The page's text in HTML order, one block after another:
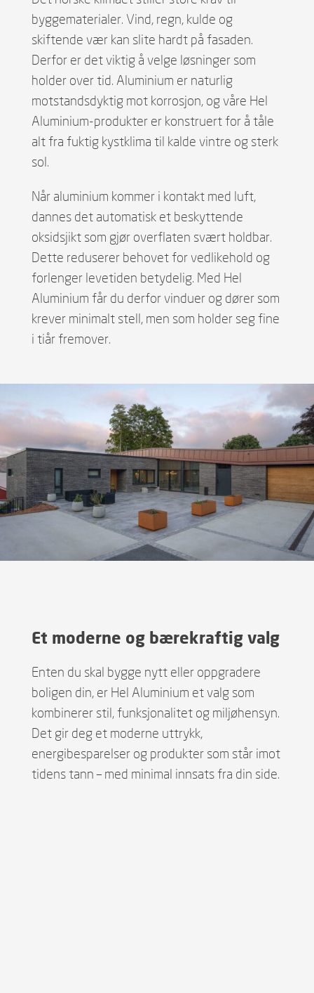
byggematerialer. Vind, regn, kulde og
skiftende vær kan slite hardt på fasaden.
Derfor er det viktig å velge løsninger som
holder over tid. Aluminium er naturlig
motstandsdyktig mot korrosjon, og våre Hel
Aluminium-produkter er konstruert for å tåle
alt fra fuktig kystklima til kalde vintre og sterk
sol.
Når aluminium kommer i kontakt med luft,
dannes det automatisk et beskyttende
oksidsjikt som gjør overflaten svært holdbar.
Dette reduserer behovet for vedlikehold og
forlenger levetiden betydelig. Med Hel
Aluminium får du derfor vinduer og dører som
krever minimalt stell, men som holder seg fine
i tiår fremover.
Et moderne og bærekraftig valg
Enten du skal bygge nytt eller oppgradere
boligen din, er Hel Aluminium et valg som
kombinerer stil, funksjonalitet og miljøhensyn.
Det gir deg et moderne uttrykk,
energibesparelser og produkter som står imot
tidens tann – med minimal innsats fra din side.